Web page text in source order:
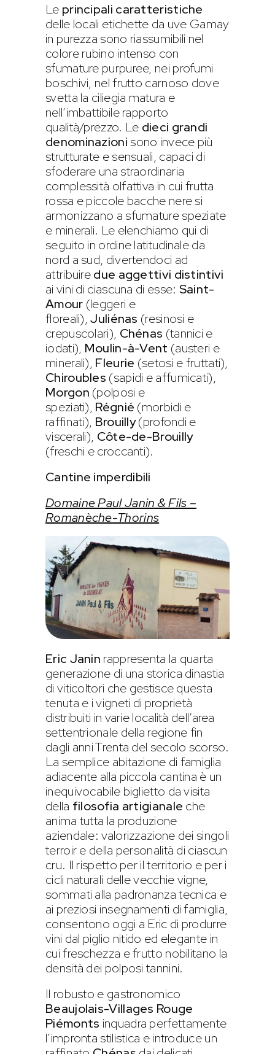
Le principali caratteristiche
delle locali etichette da uve Gamay
in purezza sono riassumibili nel
colore rubino intenso con
sfumature purpuree, nei profumi
boschivi, nel frutto carnoso dove
svetta la ciliegia matura e
nell’imbattibile rapporto
qualità/prezzo. Le dieci grandi
denominazioni sono invece più
strutturate e sensuali, capaci di
sfoderare una straordinaria
complessità olfattiva in cui frutta
rossa e piccole bacche nere si
armonizzano a sfumature speziate
e minerali. Le elenchiamo qui di
seguito in ordine latitudinale da
nord a sud, divertendoci ad
attribuiredue aggettivi distintivi
ai vini di ciascuna di esse: Saint-
Amour (leggeri e
floreali),Juliénas (resinosi e
crepuscolari), Chénas (tannici e
iodati), Moulin-à-Vent (austeri e
minerali), Fleurie (setosi e fruttati),
Chiroubles (sapidi e affumicati),
Morgon (polposi e
speziati), Régnié (morbidi e
raffinati), Brouilly(profondi e
viscerali), Côte-de-Brouilly
(freschi e croccanti).
Cantine imperdibili
Domaine Paul Janin & Fils –
Romanèche-Thorins
Eric Janin rappresenta la quarta
generazione di una storica dinastia
di viticoltori che gestisce questa
tenuta e i vigneti di proprietà
distribuiti in varie località dell’area
settentrionale della regione fin
dagli anni Trenta del secolo scorso.
La semplice abitazione di famiglia
adiacente alla piccola cantina è un
inequivocabile biglietto da visita
della filosofia artigianale che
anima tutta la produzione
aziendale: valorizzazione dei singoli
terroir e della personalità di ciascun
cru. Il rispetto per il territorio e per i
cicli naturali delle vecchie vigne,
sommati alla padronanza tecnica e
ai preziosi insegnamenti di famiglia,
consentono oggi a Eric di produrre
vini dal piglio nitido ed elegante in
cui freschezza e frutto nobilitano la
densità dei polposi tannini.
Il robusto e gastronomico
Beaujolais-Villages Rouge
Piémonts inquadra perfettamente
l’impronta stilistica e introduce un